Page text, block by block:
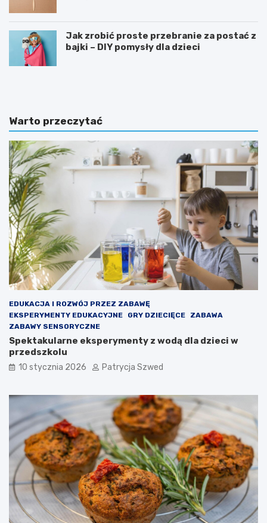
Jak zrobić proste przebranie za postać z
bajki – DIY pomysły dla dzieci
T
c
a
m
o
t
y
w
a
c
y
j
n
a
d
l
a
d
z
i
e
c
i
–
a
z
i
a
ł
a
i
a
k
D
e
g
o
t
a
k
w
a
ż
n
e
j
e
s
t
t
o
,
b
y
d
z
i
c
u
c
z
ę
s
z
c
z
a
Warto przeczytać
EDUKACJA I ROZWÓJ PRZEZ ZABAWĘ
EKSPERYMENTY EDUKACYJNE
GRY DZIECIĘCE
ZABAWA
ZABAWY SENSORYCZNE
Spektakularne eksperymenty z wodą dla dzieci w
przedszkolu
10 stycznia 2026 Patrycja Szwed